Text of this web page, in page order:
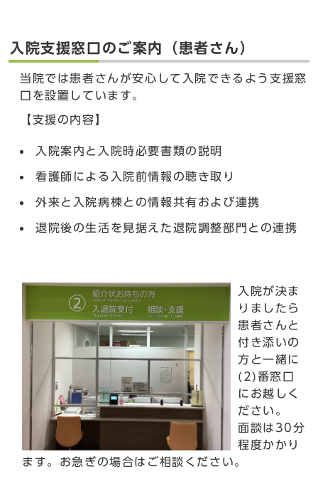
入院支援窓口のご案内（患者さん）
当院では患者さんが安心して入院できるよう支援窓
口を設置しています。
【支援の内容】
入院案内と入院時必要書類の説明
看護師による入院前情報の聴き取り
外来と入院病棟との情報共有および連携
退院後の生活を見据えた退院調整部門との連携
入院が決ま
りましたら
患者さんと
付き添いの
方と一緒に
(2)番窓口
にお越しく
ださい。
面談は30分
程度かかり
ます。お急ぎの場合はご相談ください。